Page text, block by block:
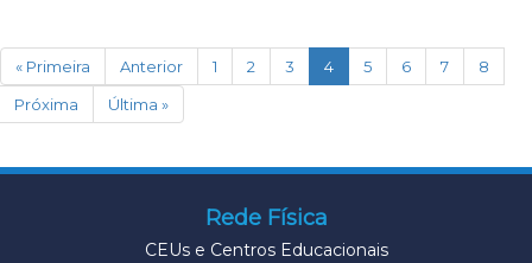
« Primeira Anterior 1 2 3 4(current)
5 6 7
8
Próxima
Última »
Rede Física
CEUs e Centros Educacionais